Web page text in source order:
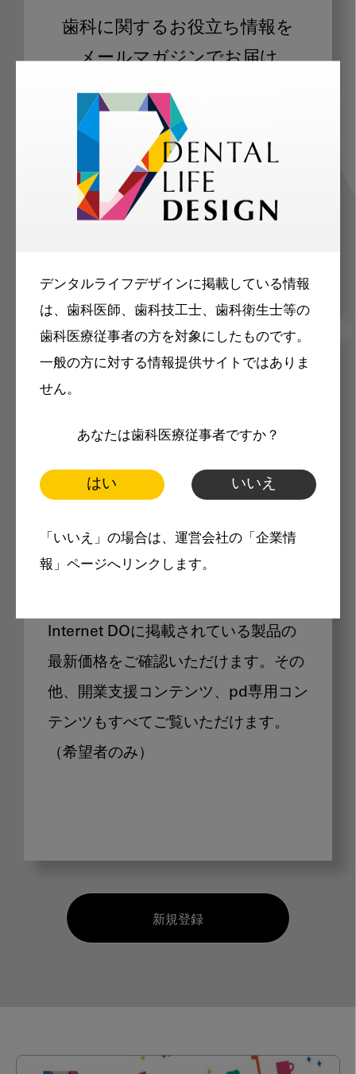
デンタルライフデザインに掲載している情報
は、歯科医師、歯科技工士、歯科衛生士等の
歯科医療従事者の方を対象にしたものです。
一般の方に対する情報提供サイトではありま
せん。
あなたは歯科医療従事者ですか？
はい いいえ
「いいえ」の場合は、運営会社の「企業情
報」ページへリンクします。
歯科に関するお役立ち情報を
メールマガジンでお届け
ご登録いただいた職種（歯科医師、歯
科衛生士、歯科技工士）に合わせた内
容のメールマガジンをお届けします。
メリット
製品価格も閲覧可能
Internet DOに掲載されている製品の
最新価格をご確認いただけます。その
他、開業支援コンテンツ、pd専用コン
テンツもすべてご覧いただけます。
（希望者のみ）
新規登録